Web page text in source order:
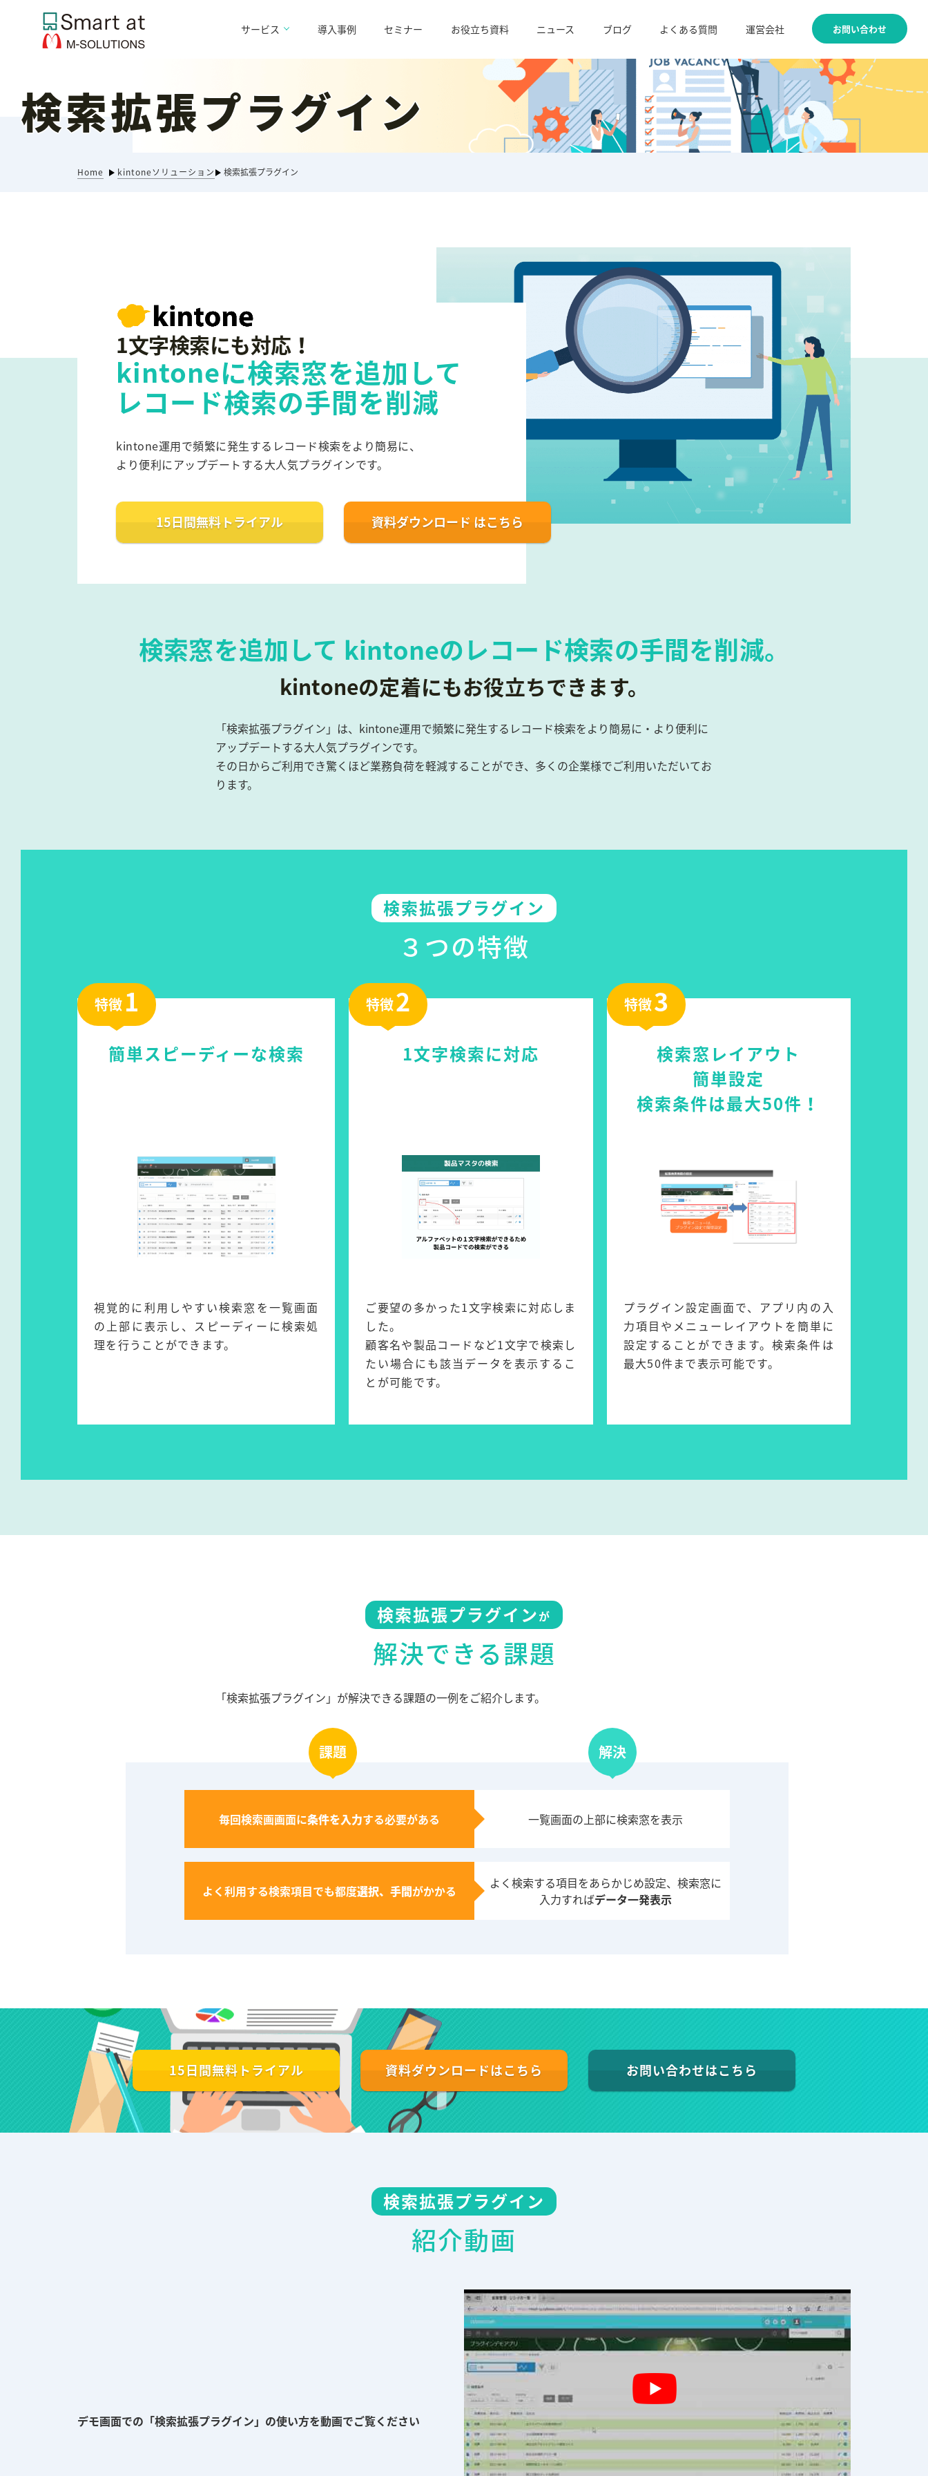
サービス 導入事例 セミナー お役立ち資料 ニュース ブログ よくある質問 運営会社 お問い合わせ
検索拡張プラグイン
Home kintoneソリューション 検索拡張プラグイン
1文字検索にも対応！
kintoneに検索窓を追加して
レコード検索の手間を削減
kintone運用で頻繁に発生するレコード検索をより簡易に、
より便利にアップデートする大人気プラグインです。
15日間無料トライアル 資料ダウンロード はこちら
検索窓を追加して kintoneのレコード検索の手間を削減。
kintoneの定着にもお役立ちできます。
「検索拡張プラグイン」は、kintone運用で頻繁に発生するレコード検索をより簡易に・より便利に
アップデートする大人気プラグインです。
その日からご利用でき驚くほど業務負荷を軽減することができ、多くの企業様でご利用いただいてお
ります。
検索拡張プラグイン
３つの特徴
特徴 1
簡単スピーディーな検索
視覚的に利用しやすい検索窓を一覧画面
の上部に表示し、スピーディーに検索処
理を行うことができます。
特徴2
1文字検索に対応
ご要望の多かった1文字検索に対応しま
した。
顧客名や製品コードなど1文字で検索し
たい場合にも該当データを表示するこ
とが可能です。
特徴3
検索窓レイアウト
簡単設定
検索条件は最大50件！
プラグイン設定画面で、アプリ内の入
力項目やメニューレイアウトを簡単に
設定することができます。検索条件は
最大50件まで表示可能です。
検索拡張プラグインが
解決できる課題
「検索拡張プラグイン」が解決できる課題の一例をご紹介します。
課題
毎回検索画画面に条件を入力する必要がある
解決
一覧画面の上部に検索窓を表示
よく利用する検索項目でも都度選択、手間がかかる
よく検索する項目をあらかじめ設定、検索窓に
入力すればデータ一発表示
15日間無料トライアル 資料ダウンロードはこちら お問い合わせはこちら
検索拡張プラグイン
紹介動画
デモ画面での「検索拡張プラグイン」の使い方を動画でご覧ください